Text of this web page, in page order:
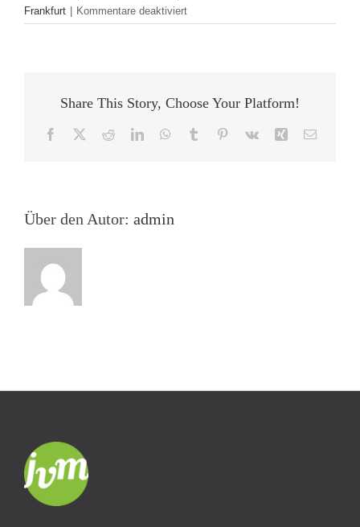
Frankfurt
Kommentare deaktiviertfür
The
Share This Story, Choose Your Platform!
Facebook RedditLinkedInWhatsApp
Tumblr Pinterest
Vk Xing E-
Über den Autor: admin